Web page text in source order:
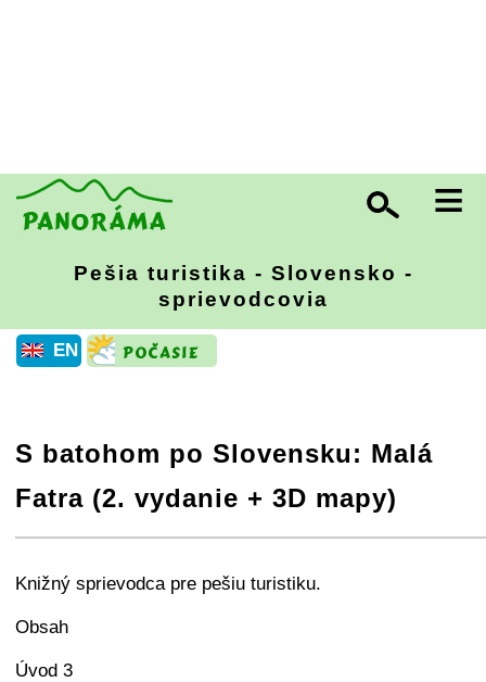
≡
Pešia turistika - Slovensko -
sprievodcovia
EN
S batohom po Slovensku: Malá
Fatra (2. vydanie + 3D mapy)
+ − ⛶
Knižný sprievodca pre pešiu turistiku.
Obsah
Úvod 3